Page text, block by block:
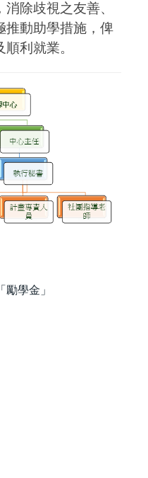
除歧視之友善、
推動助學措施，俾
利就業。
學金」